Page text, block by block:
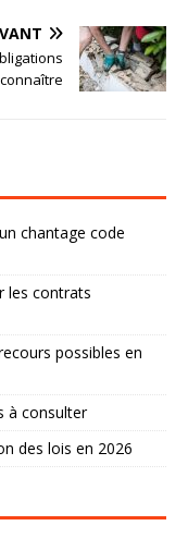
chantage code
les contrats
possibles en
à consulter
des lois en 2026